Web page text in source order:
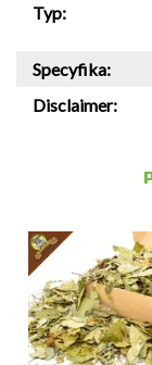
Typ:
Specyfika:
Disclaimer: